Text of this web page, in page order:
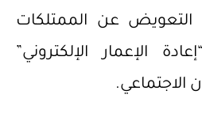
التعويض عن الممتلكات
الإعمار الإلكتروني”
الاجتماعي.